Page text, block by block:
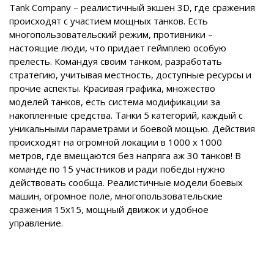
Tank Company – реалистичный экшен 3D, где сражения
происходят с участием мощных танков. Есть
многопользовательский режим, противники –
настоящие люди, что придает геймплею особую
прелесть. Командуя своим танком, разработать
стратегию, учитывая местность, доступные ресурсы и
прочие аспекты. Красивая графика, множество
моделей танков, есть система модификации за
накопленные средства. Танки 5 категорий, каждый с
уникальными параметрами и боевой мощью. Действия
происходят на огромной локации в 1000 х 1000
метров, где вмещаются без напряга аж 30 танков! В
команде по 15 участников и ради победы нужно
действовать сообща. Реалистичные модели боевых
машин, огромное поле, многопользовательские
сражения 15х15, мощный движок и удобное
управление.